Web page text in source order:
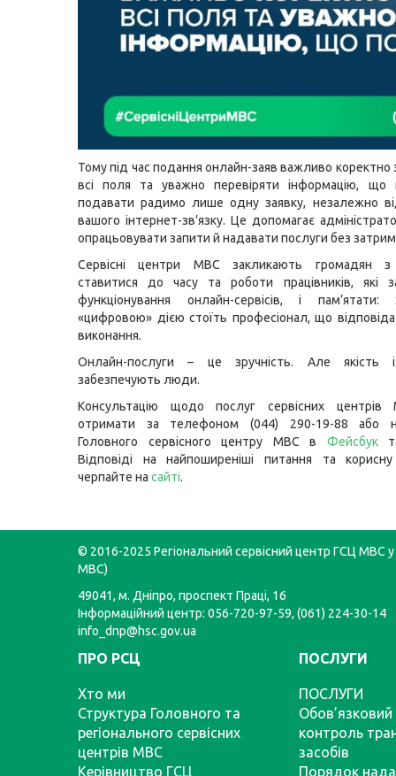
Тому під час подання онлайн-заяв важливо коректно
всі поля та уважно перевіряти інформацію, що
подавати радимо лише одну заявку, незалежно
вашого інтернет-зв’язку. Це допомагає
опрацьовувати запити й надавати послуги без
Сервісні центри МВС закликають громадян з
ставитися до часу та роботи працівників, які
функціонування онлайн-сервісів, і
«цифровою» дією стоїть професіонал, що
виконання.
Онлайн-послуги – це зручність. Але якість і
забезпечують люди.
Консультацію щодо послуг сервісних
отримати за телефоном (044) 290-19-88 або
Головного сервісного центру МВС в Фейсбук
Відповіді на найпоширеніші питання та
черпайте на сайті.
© 2016-2025 Регіональний сервісний центр ГСЦ МВС у
МВС)
49041, м. Дніпро, проспект Праці, 16
Інформаційний центр: 056-720-97-59, (061) 224-30-14
info_dnp@hsc.gov.ua
ПРО РСЦ
Хто ми
Структура Головного та
регіонального сервісних
центрів МВС
Керівництво ГСЦ
ПОСЛУГИ
ПОСЛУГИ
Обов’язковий
контроль
засобів
Порядок